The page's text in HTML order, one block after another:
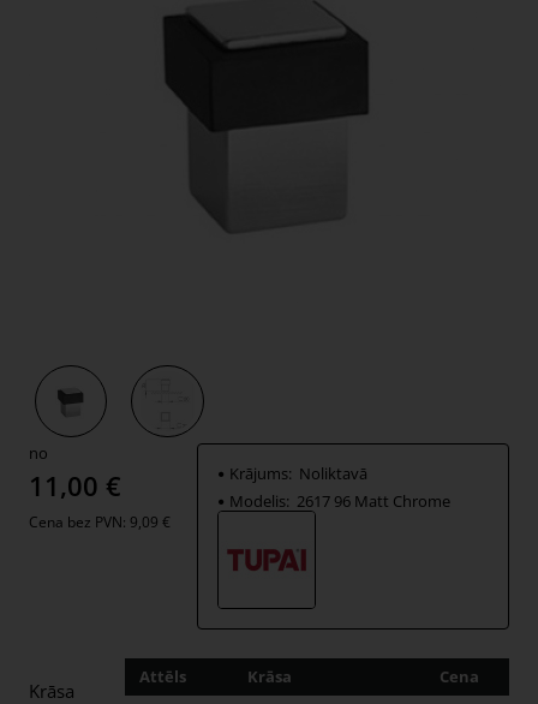
no
11,00 €
Cena bez PVN: 9,09 €
Krājums: Noliktavā
Modelis: 2617 96 Matt Chrome
Krāsa
Attēls Krāsa Cena